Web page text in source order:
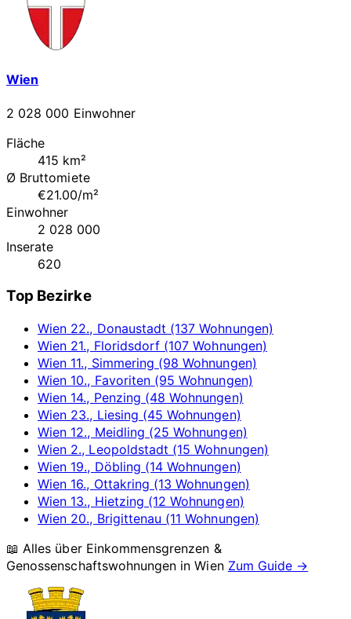
Wien
2 028 000 Einwohner
Fläche
415 km²
Ø Bruttomiete
€21.00/m²
Einwohner
2 028 000
Inserate
620
Top Bezirke
Wien 22., Donaustadt (137 Wohnungen)
Wien 21., Floridsdorf (107 Wohnungen)
Wien 11., Simmering (98 Wohnungen)
Wien 10., Favoriten (95 Wohnungen)
Wien 14., Penzing (48 Wohnungen)
Wien 23., Liesing (45 Wohnungen)
Wien 12., Meidling (25 Wohnungen)
Wien 2., Leopoldstadt (15 Wohnungen)
Wien 19., Döbling (14 Wohnungen)
Wien 16., Ottakring (13 Wohnungen)
Wien 13., Hietzing (12 Wohnungen)
Wien 20., Brigittenau (11 Wohnungen)
📖 Alles über Einkommensgrenzen &
Genossenschaftswohnungen inWien Zum Guide →